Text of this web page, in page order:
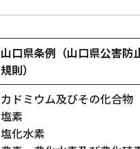
山口県条例（山口県公害防
規則）
カドミウム及びその化合物
塩素
塩化水素